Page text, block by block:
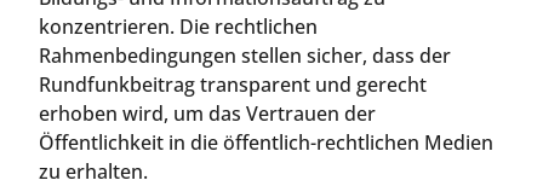
konzentrieren. Die rechtlichen
Rahmenbedingungen stellen sicher, dass der
Rundfunkbeitrag transparent und gerecht
erhoben wird, um das Vertrauen der
Öffentlichkeit in die öffentlich-rechtlichen Medien
zu erhalten.